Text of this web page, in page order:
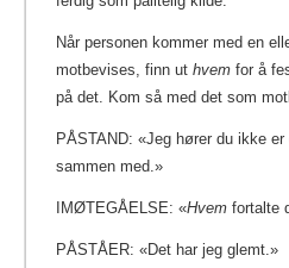
Når personen kommer med en
motbevises, finn ut hvem for å
på det. Kom så med det som
PÅSTAND: «Jeg hører du ikke
sammen med.»
IMØTEGÅELSE: «Hvem fortalte
PÅSTÅER: «Det har jeg glemt.»